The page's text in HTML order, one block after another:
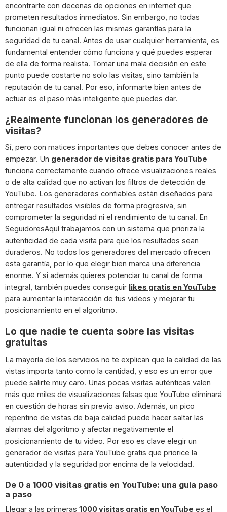
encontrarte con decenas de opciones en internet que
prometen resultados inmediatos. Sin embargo, no todas
funcionan igual ni ofrecen las mismas garantías para la
seguridad de tu canal. Antes de usar cualquier herramienta, es
fundamental entender cómo funciona y qué puedes esperar
de ella de forma realista. Tomar una mala decisión en este
punto puede costarte no solo las visitas, sino también la
reputación de tu canal. Por eso, informarte bien antes de
actuar es el paso más inteligente que puedes dar.
¿Realmente funcionan los generadores de
visitas?
Sí, pero con matices importantes que debes conocer antes de
empezar. Un generador de visitas gratis para YouTube
funciona correctamente cuando ofrece visualizaciones reales
o de alta calidad que no activan los filtros de detección de
YouTube. Los generadores confiables están diseñados para
entregar resultados visibles de forma progresiva, sin
comprometer la seguridad ni el rendimiento de tu canal. En
SeguidoresAquí trabajamos con un sistema que prioriza la
autenticidad de cada visita para que los resultados sean
duraderos. No todos los generadores del mercado ofrecen
esta garantía, por lo que elegir bien marca una diferencia
enorme. Y si además quieres potenciar tu canal de forma
integral, también puedes conseguir likes gratis en YouTube
para aumentar la interacción de tus videos y mejorar tu
posicionamiento en el algoritmo.
Lo que nadie te cuenta sobre las visitas
gratuitas
La mayoría de los servicios no te explican que la calidad de las
vistas importa tanto como la cantidad, y eso es un error que
puede salirte muy caro. Unas pocas visitas auténticas valen
más que miles de visualizaciones falsas que YouTube eliminará
en cuestión de horas sin previo aviso. Además, un pico
repentino de vistas de baja calidad puede hacer saltar las
alarmas del algoritmo y afectar negativamente el
posicionamiento de tu video. Por eso es clave elegir un
generador de visitas para YouTube gratis que priorice la
autenticidad y la seguridad por encima de la velocidad.
De 0 a 1000 visitas gratis en YouTube: una guía paso
a paso
Llegar a las primeras 1000 visitas gratis en YouTube es el